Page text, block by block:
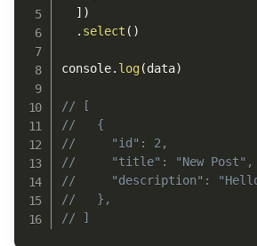
] )
. select ( )
console. log(data)
// [
//   {
//     "id": 2,
//     "title": "New Post",
//     "description":
//   },
// ]